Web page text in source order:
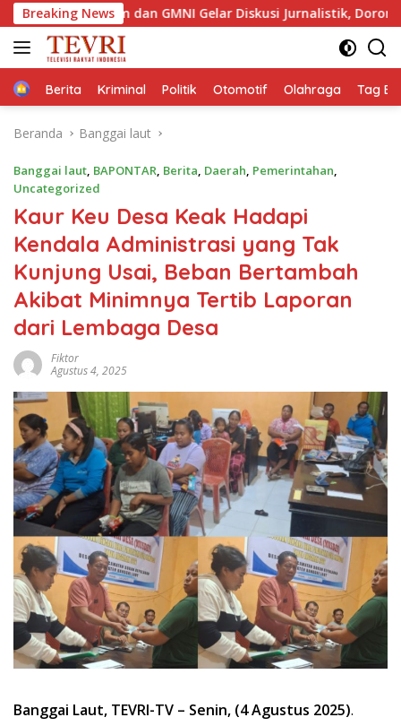
Langsung
ke
konten
Breaking News
dan GMNI Gelar Diskusi Jurnalistik, Dorong Gen Z Kritis
HomeBerita Kriminal Politik Otomotif Olahraga Tag
Beranda Banggai laut
Banggai laut, BAPONTAR, Berita, Daerah, Pemerintahan,
Uncategorized
Kaur Keu Desa Keak Hadapi
Kendala Administrasi yang Tak
Kunjung Usai, Beban Bertambah
Akibat Minimnya Tertib Laporan
dari Lembaga Desa
Fiktor
Agustus 4, 2025
Banggai Laut, TEVRI-TV – Senin, (4 Agustus 2025).